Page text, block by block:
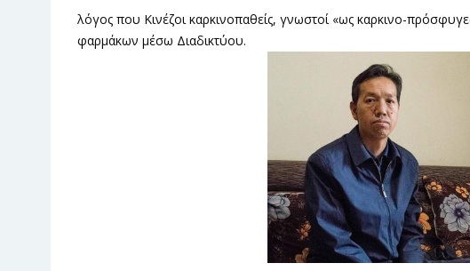
λόγος που Κινέζοι καρκινοπαθείς, γνωστοί «ως καρκινο-
φαρμάκων μέσω Διαδικτύου.